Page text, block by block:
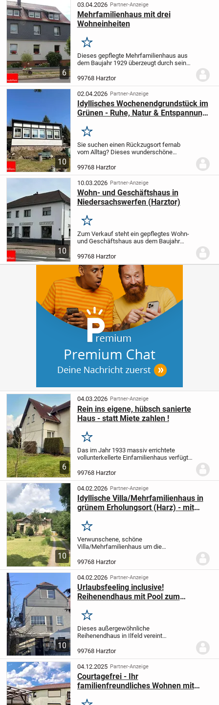
ansprechenden...
6
03.04.2026 Partner-Anzeige
Mehrfamilienhaus mit drei
Wohneinheiten
Merken
Dieses gepflegte Mehrfamilienhaus aus
dem Baujahr 1929 überzeugt durch seinen
durchgeführte Sanierungs- und
Modernisierungsmaßnahmen. Die
Immobilie umfasst drei...
99768 Harztor
10
02.04.2026 Partner-Anzeige
Idyllisches Wochenendgrundstück im
Grünen - Ruhe, Natur & Entspannung
Merken
Sie suchen einen Rückzugsort fernab
vom Alltag? Dieses wunderschöne
absolute Ruhe mit der Nähe zu einer der
beliebtesten Urlaubsregionen
Deutschlands - dem Harz. In einer...
99768 Harztor
10
10.03.2026 Partner-Anzeige
Wohn- und Geschäftshaus in
Niedersachswerfen (Harztor)
Merken
Zum Verkauf steht ein gepflegtes Wohn-
und Geschäftshaus aus dem Baujahr
saniert und modernisiert wurde. Dabei
wurden sowohl technische als auch
optische Maßnahmen...
99768 Harztor
6
04.03.2026 Partner-Anzeige
Rein ins eigene, hübsch sanierte
Haus - statt Miete zahlen !
Merken
Das im Jahr 1933 massiv errichtete
vollunterkellerte Einfamilienhaus verfügt
Quadratmetern. Die Immobilie präsentiert
sich in einem sehr gepflegten Zustand
und...
99768 Harztor
10
04.02.2026 Partner-Anzeige
Idyllische Villa/Mehrfamilienhaus in
grünem Erholungsort (Harz) - mit
Merken
Verwunschene, schöne
Villa/Mehrfamilienhaus um die
Elementen in ruhiger Ortslage nahe
Nordhausen. Vier Wohnungen auf zwei
Etagen mit insgesamt 419,11
Quadratmeter...
99768 Harztor
10
04.02.2026 Partner-Anzeige
Urlaubsfeeling inclusive!
Reihenendhaus mit Pool zum
Merken
Dieses außergewöhnliche
Reihenendhaus in Ilfeld vereint
Urlaubsfeeling. Auf ca. 185 m²
Wohnfläche bietet das massiv gebaute
Haus aus dem Jahr 1993 viel Platz für
Familien...
99768 Harztor
04.12.2025 Partner-Anzeige
Courtagefrei - Ihr
familienfreundliches Wohnen mit